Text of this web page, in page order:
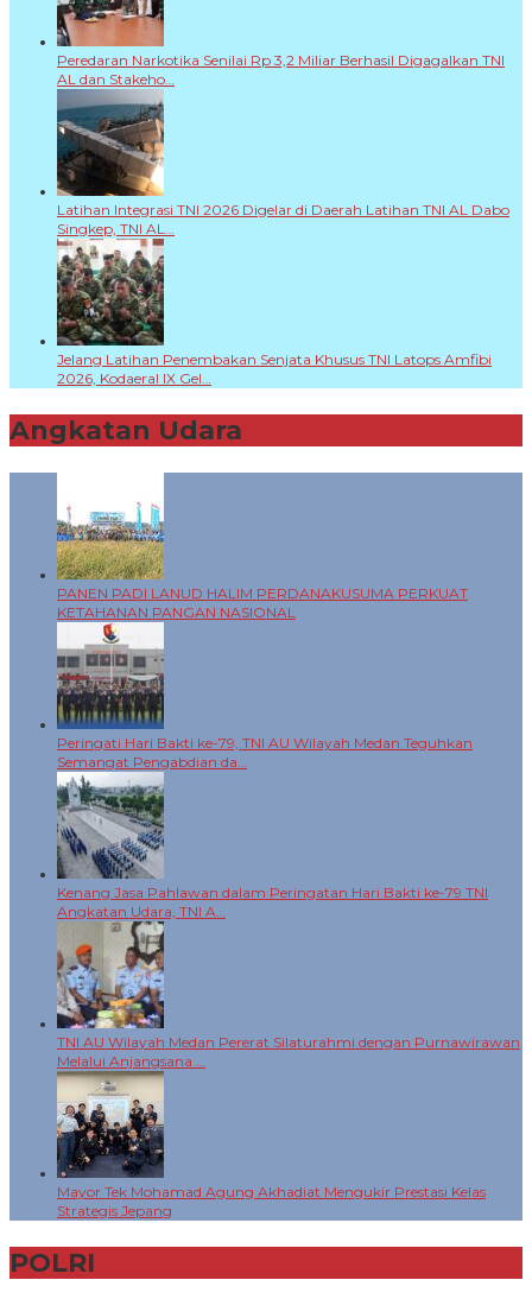
Peredaran Narkotika Senilai Rp 3,2 Miliar Berhasil Digagalkan TNI
AL dan Stakeho…
Latihan Integrasi TNI 2026 Digelar di Daerah Latihan TNI AL Dabo
Singkep, TNI AL…
Jelang Latihan Penembakan Senjata Khusus TNI Latops Amfibi
2026, Kodaeral IX Gel…
Angkatan Udara
PANEN PADI LANUD HALIM PERDANAKUSUMA PERKUAT
KETAHANAN PANGAN NASIONAL
Peringati Hari Bakti ke-79, TNI AU Wilayah Medan Teguhkan
Semangat Pengabdian da…
Kenang Jasa Pahlawan dalam Peringatan Hari Bakti ke-79 TNI
Angkatan Udara, TNI A…
TNI AU Wilayah Medan Pererat Silaturahmi dengan Purnawirawan
Melalui Anjangsana …
Mayor Tek Mohamad Agung Akhadiat Mengukir Prestasi Kelas
Strategis Jepang
POLRI